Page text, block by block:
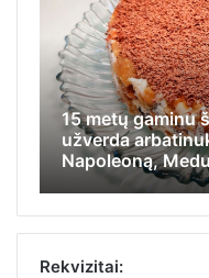
15 metų gaminu
užverda
Napoleoną,
Rekvizitai: